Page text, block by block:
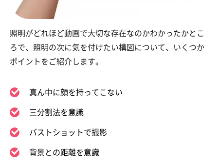
照明がどれほど動画で大切な存在なのかわかったかとこ
ろで、照明の次に気を付けたい構図について、いくつか
ポイントをご紹介します。
真ん中に顔を持ってこない
三分割法を意識
バストショットで撮影
背景との距離を意識